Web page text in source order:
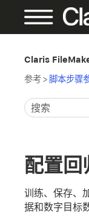
Claris
参考> 脚本步骤
配置回
训练、保存、
据和数字目标